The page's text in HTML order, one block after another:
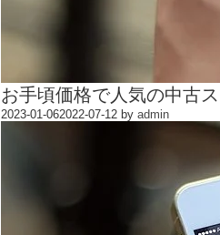
お手頃価格で人気の中古
2023-01-062022-07-12 by admin